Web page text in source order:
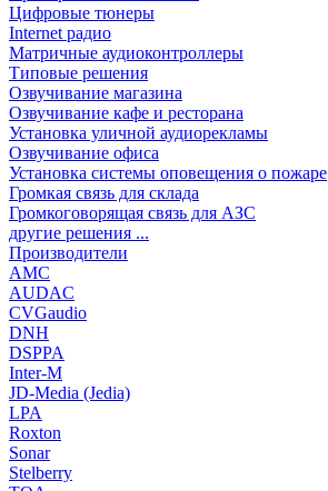
Цифровые тюнеры
Internet радио
Матричные аудиоконтроллеры
Типовые решения
Озвучивание магазина
Озвучивание кафе и ресторана
Установка уличной аудиорекламы
Озвучивание офиса
Установка системы оповещения о пожаре
Громкая связь для склада
Громкоговорящая связь для АЗС
другие решения ...
Производители
AMC
AUDAC
CVGaudio
DNH
DSPPA
Inter-M
JD-Media (Jedia)
LPA
Roxton
Sonar
Stelberry